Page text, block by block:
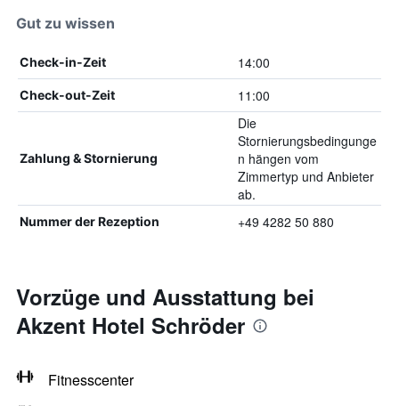
Gut zu wissen
Check-in-Zeit 14:00
Check-out-Zeit 11:00
Zahlung & Stornierung
Die
Stornierungsbedingunge
n hängen vom
Zimmertyp und Anbieter
ab.
Nummer der Rezeption +49 4282 50 880
Vorzüge und Ausstattung bei
Akzent Hotel Schröder
Fitnesscenter